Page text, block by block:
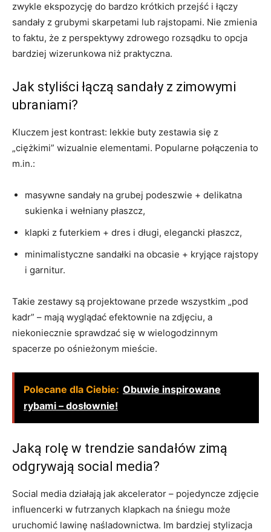
zwykle ekspozycję do bardzo krótkich przejść i łączy
sandały z grubymi skarpetami lub rajstopami. Nie zmienia
to faktu, że z perspektywy zdrowego rozsądku to opcja
bardziej wizerunkowa niż praktyczna.
Jak styliści łączą sandały z zimowymi
ubraniami?
Kluczem jest kontrast: lekkie buty zestawia się z
„ciężkimi” wizualnie elementami. Popularne połączenia to
m.in.:
masywne sandały na grubej podeszwie + delikatna
sukienka i wełniany płaszcz,
klapki z futerkiem + dres i długi, elegancki płaszcz,
minimalistyczne sandałki na obcasie + kryjące rajstopy
i garnitur.
Takie zestawy są projektowane przede wszystkim „pod
kadr” – mają wyglądać efektownie na zdjęciu, a
niekoniecznie sprawdzać się w wielogodzinnym
spacerze po ośnieżonym mieście.
Polecane dla Ciebie: Obuwie inspirowane
rybami – dosłownie!
Jaką rolę w trendzie sandałów zimą
odgrywają social media?
Social media działają jak akcelerator – pojedyncze zdjęcie
influencerki w futrzanych klapkach na śniegu może
uruchomić lawinę naśladownictwa. Im bardziej stylizacja